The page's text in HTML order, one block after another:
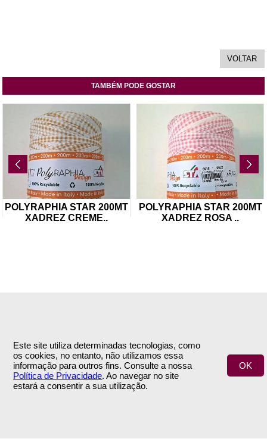
Este site utiliza determinadas tecnologias, como
os cookies, no entanto, não utilizamos essa
informação para outros fins. Consulte a nossa
Política de Privacidade. Ao navegar no site
estará a consentir a sua utilização.
OK
TAMBÉM PODE GOSTAR
POLYRAPHIA STAR 200MT
XADREZ CREME..
POLYRAPHIA STAR 200MT
XADREZ ROSA ..
Termos e Condições
Política de Privacidade
Contactos
Envio
Trocas & Devoluções
ÁREA DE CLIENTE
SIGA-NOS